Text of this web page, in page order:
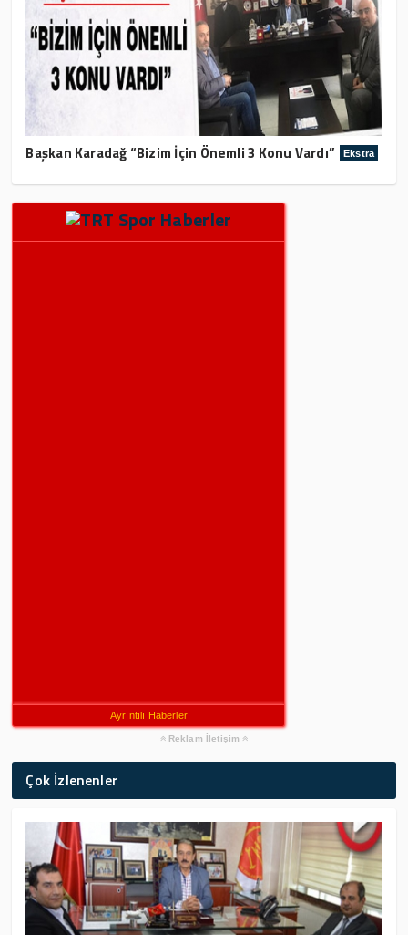
Başkan Karadağ “Bizim İçin Önemli 3 Konu Vardı” Ekstra
Ayrıntılı Haberler
Reklam İletişim
Çok İzlenenler